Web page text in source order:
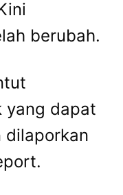
berubah.
yang dapat
dilaporkan